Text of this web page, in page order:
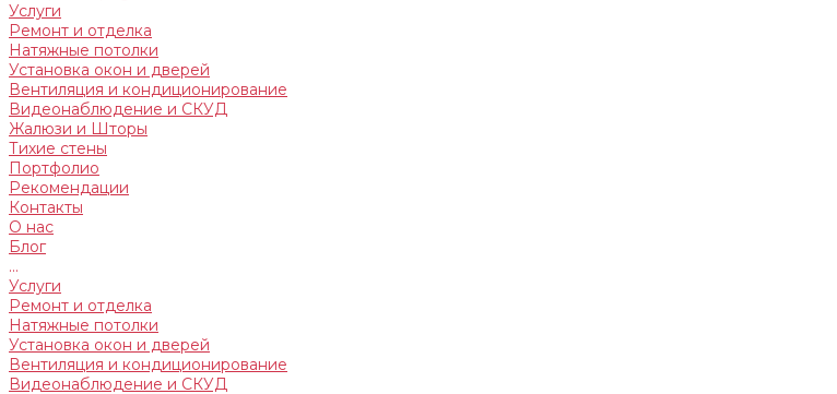
Услуги
Ремонт и отделка
Натяжные потолки
Установка окон и дверей
Вентиляция и кондиционирование
Видеонаблюдение и СКУД
Жалюзи и Шторы
Тихие стены
Портфолио
Рекомендации
Контакты
О нас
Блог
...
Услуги
Ремонт и отделка
Натяжные потолки
Установка окон и дверей
Вентиляция и кондиционирование
Видеонаблюдение и СКУД